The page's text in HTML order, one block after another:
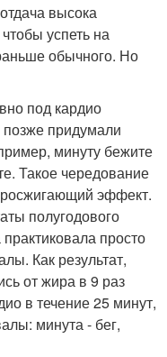
высока
успеть на
обычного. Но
под кардио
придумали
минуту бежите
Такое чередование
эффект.
полугодового
просто
Как результат,
от жира в 9 раз
в течение 25 минут,
минута - бег,